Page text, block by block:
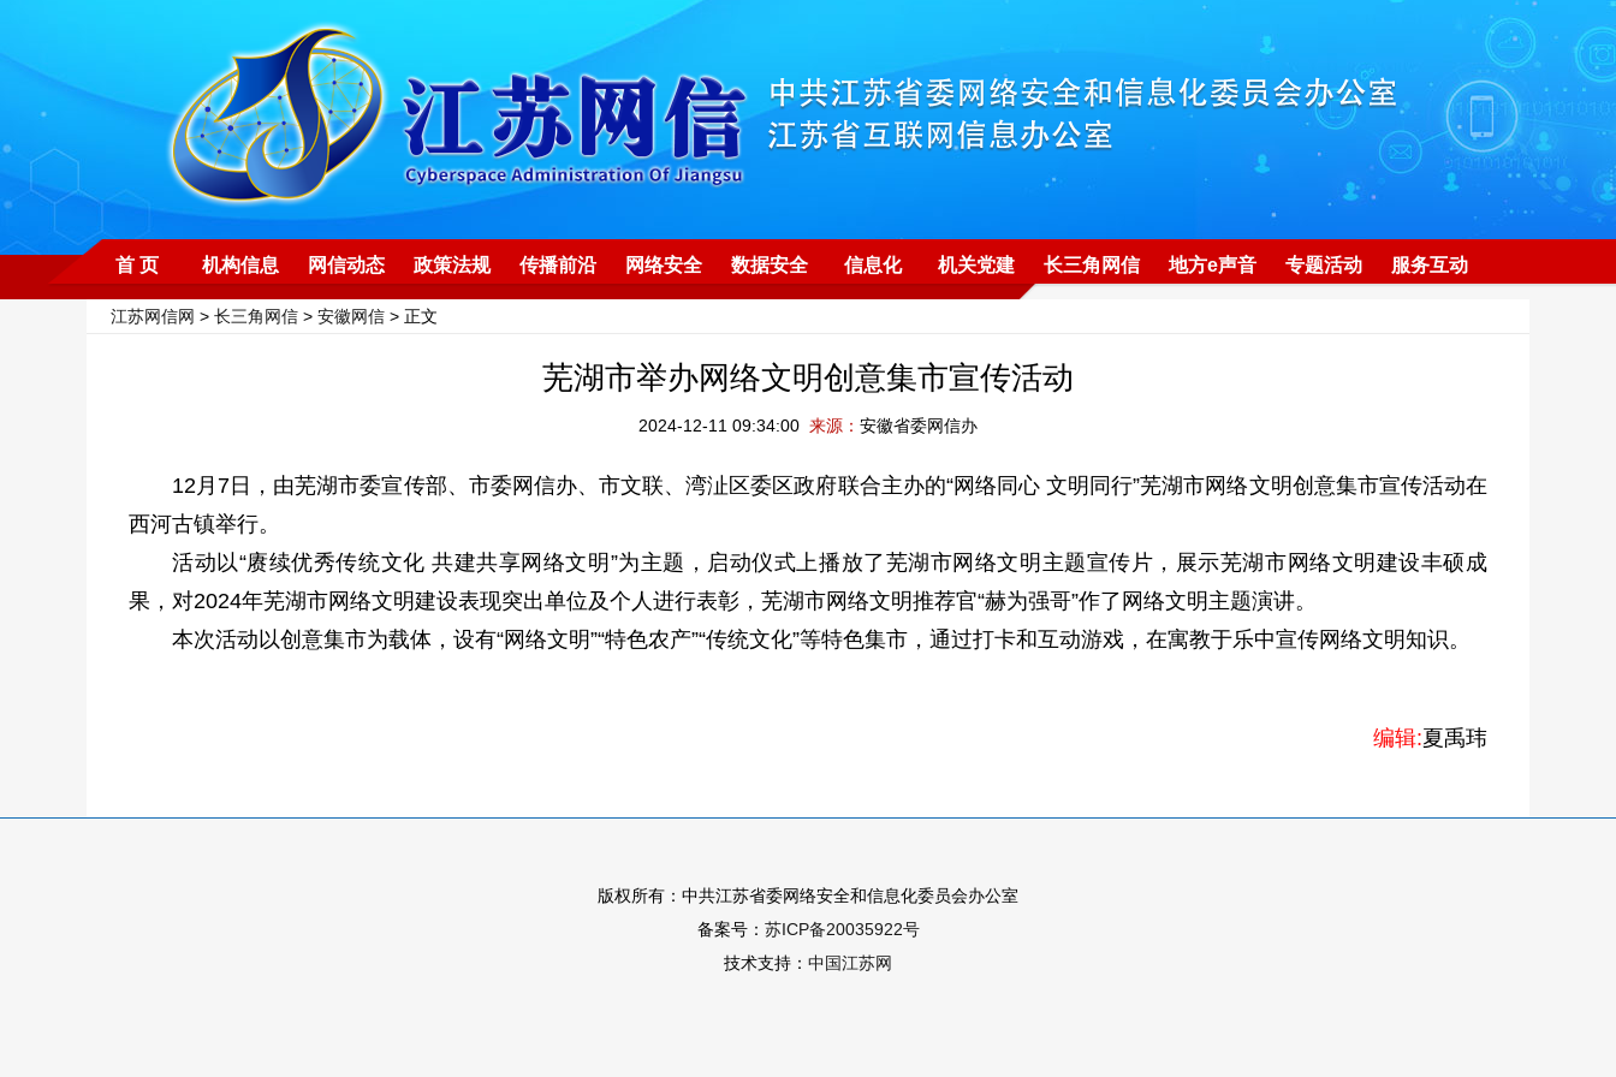
首 页 机构信息 网信动态 政策法规 传播前沿 网络安全 数据安全 信息化 机关党建 长三角网信 地方e声音 专题活动 服务互动
江苏网信网 > 长三角网信 > 安徽网信 > 正文
芜湖市举办网络文明创意集市宣传活动
2024-12-11 09:34:00 来源： 安徽省委网信办
12月7日，由芜湖市委宣传部、市委网信办、市文联、湾沚区委区政府联合主办的“网络同心 文明同行”芜湖市网络文明创意集市宣传活动在
西河古镇举行。
活动以“赓续优秀传统文化 共建共享网络文明”为主题，启动仪式上播放了芜湖市网络文明主题宣传片，展示芜湖市网络文明建设丰硕成
果，对2024年芜湖市网络文明建设表现突出单位及个人进行表彰，芜湖市网络文明推荐官“赫为强哥”作了网络文明主题演讲。
本次活动以创意集市为载体，设有“网络文明”“特色农产”“传统文化”等特色集市，通过打卡和互动游戏，在寓教于乐中宣传网络文明知识。
编辑:夏禹玮
版权所有：中共江苏省委网络安全和信息化委员会办公室
备案号： 苏ICP备20035922号
技术支持： 中国江苏网